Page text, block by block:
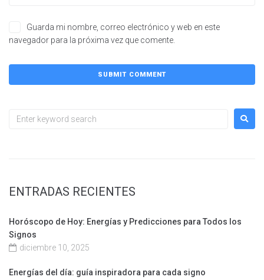
Guarda mi nombre, correo electrónico y web en este
navegador para la próxima vez que comente.
ENTRADAS RECIENTES
Horóscopo de Hoy: Energías y Predicciones para Todos los
Signos
diciembre 10, 2025
Energías del día: guía inspiradora para cada signo